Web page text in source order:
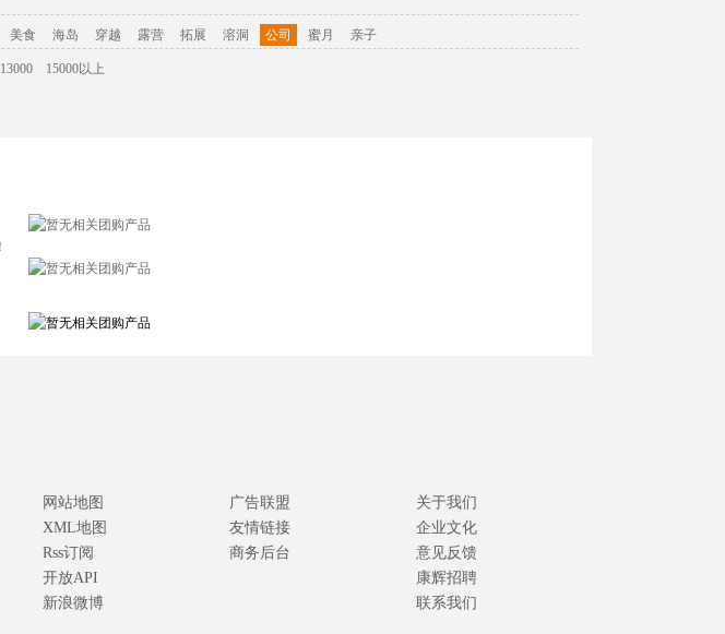
美食 海岛 穿越 露营 拓展 溶洞 公司 蜜月 亲子
15000以上
网站地图
XML地图
Rss订阅
开放API
新浪微博
广告联盟
友情链接
商务后台
关于我们
企业文化
意见反馈
康辉招聘
联系我们